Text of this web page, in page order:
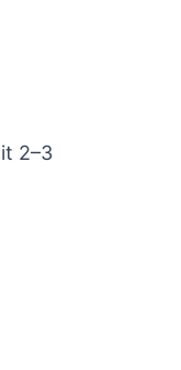
2–3